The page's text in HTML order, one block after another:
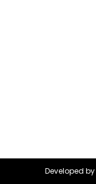
Developed by